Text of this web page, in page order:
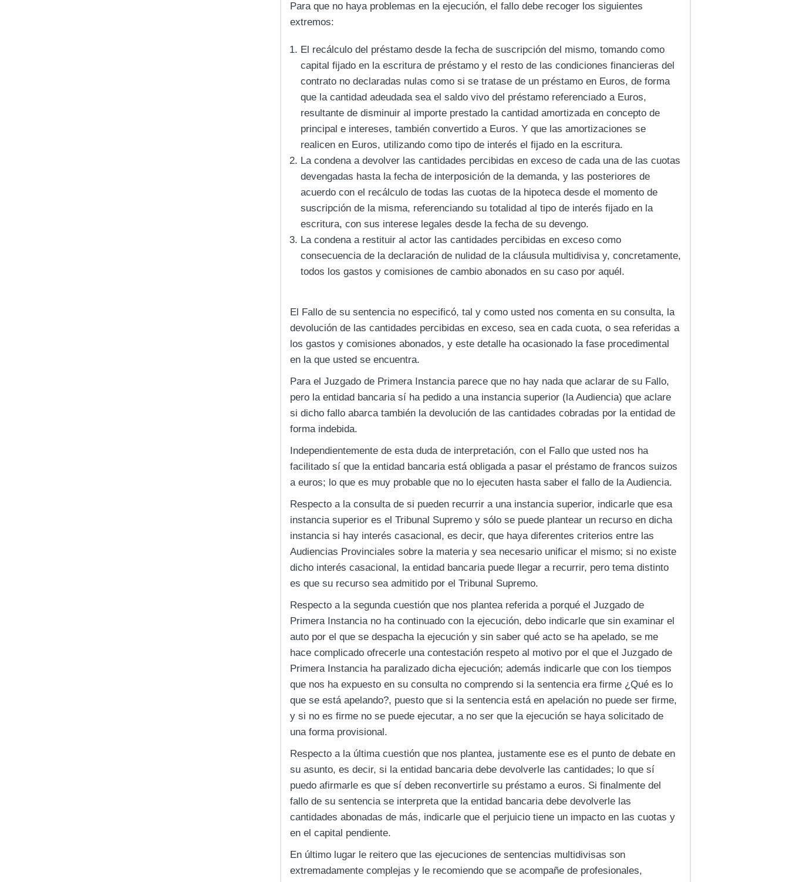
Para que no haya problemas en la ejecución, el fallo debe recoger los siguientes
extremos:
El recálculo del préstamo desde la fecha de suscripción del mismo, tomando como
capital fijado en la escritura de préstamo y el resto de las condiciones financieras del
contrato no declaradas nulas como si se tratase de un préstamo en Euros, de forma
que la cantidad adeudada sea el saldo vivo del préstamo referenciado a Euros,
resultante de disminuir al importe prestado la cantidad amortizada en concepto de
principal e intereses, también convertido a Euros. Y que las amortizaciones se
realicen en Euros, utilizando como tipo de interés el fijado en la escritura.
La condena a devolver las cantidades percibidas en exceso de cada una de las cuotas
devengadas hasta la fecha de interposición de la demanda, y las posteriores de
acuerdo con el recálculo de todas las cuotas de la hipoteca desde el momento de
suscripción de la misma, referenciando su totalidad al tipo de interés fijado en la
escritura, con sus interese legales desde la fecha de su devengo.
La condena a restituir al actor las cantidades percibidas en exceso como
consecuencia de la declaración de nulidad de la cláusula multidivisa y, concretamente,
todos los gastos y comisiones de cambio abonados en su caso por aquél.
El Fallo de su sentencia no especificó, tal y como usted nos comenta en su consulta, la
devolución de las cantidades percibidas en exceso, sea en cada cuota, o sea referidas a
los gastos y comisiones abonados, y este detalle ha ocasionado la fase procedimental
en la que usted se encuentra.
Para el Juzgado de Primera Instancia parece que no hay nada que aclarar de su Fallo,
pero la entidad bancaria sí ha pedido a una instancia superior (la Audiencia) que aclare
si dicho fallo abarca también la devolución de las cantidades cobradas por la entidad de
forma indebida.
Independientemente de esta duda de interpretación, con el Fallo que usted nos ha
facilitado sí que la entidad bancaria está obligada a pasar el préstamo de francos suizos
a euros; lo que es muy probable que no lo ejecuten hasta saber el fallo de la Audiencia.
Respecto a la consulta de si pueden recurrir a una instancia superior, indicarle que esa
instancia superior es el Tribunal Supremo y sólo se puede plantear un recurso en dicha
instancia si hay interés casacional, es decir, que haya diferentes criterios entre las
Audiencias Provinciales sobre la materia y sea necesario unificar el mismo; si no existe
dicho interés casacional, la entidad bancaria puede llegar a recurrir, pero tema distinto
es que su recurso sea admitido por el Tribunal Supremo.
Respecto a la segunda cuestión que nos plantea referida a porqué el Juzgado de
Primera Instancia no ha continuado con la ejecución, debo indicarle que sin examinar el
auto por el que se despacha la ejecución y sin saber qué acto se ha apelado, se me
hace complicado ofrecerle una contestación respeto al motivo por el que el Juzgado de
Primera Instancia ha paralizado dicha ejecución; además indicarle que con los tiempos
que nos ha expuesto en su consulta no comprendo si la sentencia era firme ¿Qué es lo
que se está apelando?, puesto que si la sentencia está en apelación no puede ser firme,
y si no es firme no se puede ejecutar, a no ser que la ejecución se haya solicitado de
una forma provisional.
Respecto a la última cuestión que nos plantea, justamente ese es el punto de debate en
su asunto, es decir, si la entidad bancaria debe devolverle las cantidades; lo que sí
puedo afirmarle es que sí deben reconvertirle su préstamo a euros. Si finalmente del
fallo de su sentencia se interpreta que la entidad bancaria debe devolverle las
cantidades abonadas de más, indicarle que el perjuicio tiene un impacto en las cuotas y
en el capital pendiente.
En último lugar le reitero que las ejecuciones de sentencias multidivisas son
extremadamente complejas y le recomiendo que se acompañe de profesionales,